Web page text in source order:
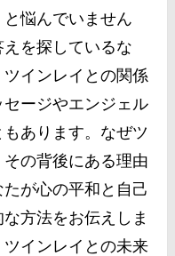
悩んでいません
を探しているな
インレイとの関係
ージやエンジェル
あります。なぜツ
の背後にある理由
が心の平和と自己
方法をお伝えしま
インレイとの未来